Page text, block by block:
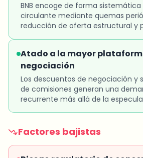
BNB encoge de forma
circulante mediante quemas
reducción de oferta estructural y
Atado a la mayor
negociación
Los descuentos de negociación y
de comisiones generan una
recurrente más allá de la
Factores bajistas